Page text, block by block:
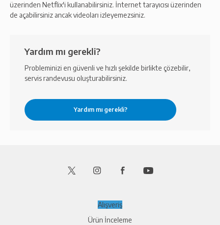
üzerinden Netflix'i kullanabilirsiniz. İnternet tarayıcısı üzerinden
de açabilirsiniz ancak videoları izleyemezsiniz.
Yardım mı gerekli?
Probleminizi en güvenli ve hızlı şekilde birlikte çözebilir,
servis randevusu oluşturabilirsiniz.
Alışveriş
Ürün İnceleme